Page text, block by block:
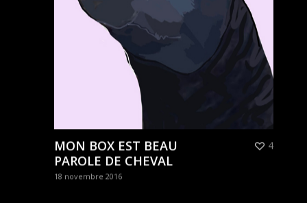
MON BOX EST BEAU
PAROLE DE CHEVAL
18 novembre 2016
4